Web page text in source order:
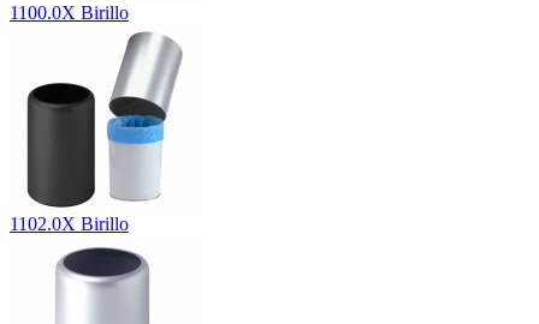
1100.0X Birillo
1102.0X Birillo